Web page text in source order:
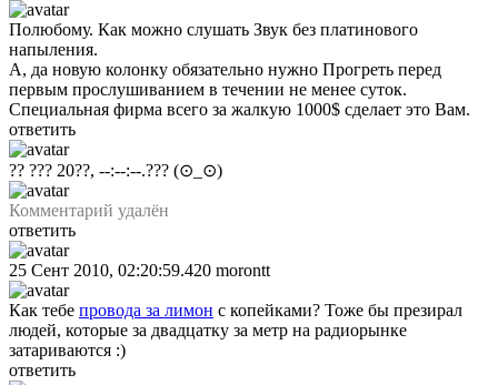
Полюбому. Как можно слушать Звук без платинового
напыления.
А, да новую колонку обязательно нужно Прогреть перед
первым прослушиванием в течении не менее суток.
Специальная фирма всего за жалкую 1000$ сделает это Вам.
ответить
?? ??? 20??, --:--:--.??? (⊙_⊙)
Комментарий удалён
ответить
25 Сент 2010, 02:20:59.420 morontt
Как тебе провода за лимон с копейками? Тоже бы презирал
людей, которые за двадцатку за метр на радиорынке
затариваются :)
ответить